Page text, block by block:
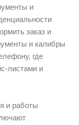
и
заказ и
и калибры
где
листами и
и работы